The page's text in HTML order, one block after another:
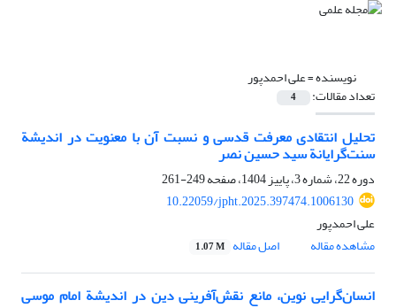
نویسنده =علی احمدپور
تعداد مقالات: 4
تحلیل انتقادی معرفت قدسی و نسبت آن با معنویت در اندیشة
سنت‌گرایانة سید حسین نصر
دوره 22، شماره 3، پاییز 1404، صفحه
249-261
10.22059/jpht.2025.397474.1006130
علی احمدپور
مشاهده مقاله
اصل مقاله 1.07 M
انسان‌گرایی نوین، مانع نقش‌آفرینی دین در اندیشة امام موسی